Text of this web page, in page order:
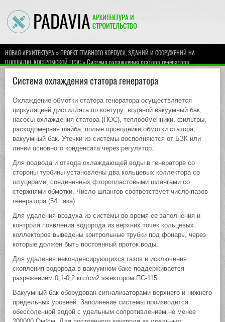
НОВАЯ АРХИТЕКТУРА»ПРОЕКТ ГЛАВНОГО КОРПУСА, ЗДАНИЙ И СООРУЖЕНИЙ НА
ПЛОЩАДКЕ КОСТРОМСКОЙ ГРЭС» Система охлаждения статора генератора
Система охлаждения статора генератора
Охлаждение обмотки статора генератора осуществляется
циркуляцией дистиллята по контуру: водяной вакуумный бак,
насосы охлаждения статора (НОС), теплообменники, фильтры,
расходомерная шайба, полые проводники обмотки статора,
вакуумный бак. Утечки из системы восполняются от БЗК или
линии основного конденсата через регулятор.
Для подвода и отвода охлаждающей воды в генераторе со
стороны турбины установлены два кольцевых коллектора со
штуцерами, соединенных фторопластовыми шлангами со
стержнями обмотки. Число шлангов соответствует число пазов
генератора (54 паза).
Для удаления воздуха из системы во время ее заполнения и
контроля появления водорода из верхних точек кольцевых
коллекторов выведены контрольные трубки под фонарь, через
которые должен быть постоянный проток воды.
Для удаления неконденсирующихся газов и исключения
скопления водорода в вакуумном баке поддерживается
разрежением 0,1-0,2 кгс/см2 эжектором ПС-115.
Вакуумный бак оборудован сигнализаторами верхнего и нижнего
предельных уровней. Заполнение системы производится
обессоленной водой с удельным сопротивлением не менее